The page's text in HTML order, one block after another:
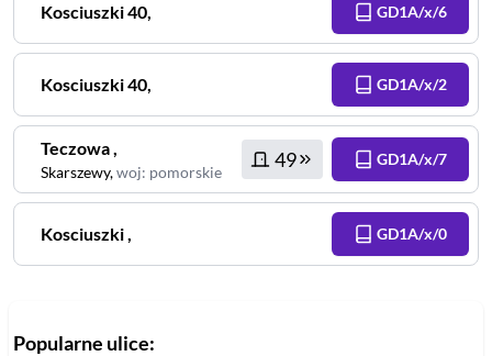
Kosciuszki40, GD1A/x/6
Kosciuszki40, GD1A/x/2
Teczowa,
Skarszewy,woj: pomorskie
49 GD1A/x/7
Kosciuszki, GD1A/x/0
Popularne ulice: